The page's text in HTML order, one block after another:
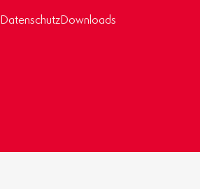
DatenschutzDownloads